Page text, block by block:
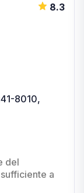
8.3
8010,
del
a